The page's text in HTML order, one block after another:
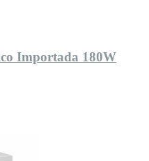
Importada 180W